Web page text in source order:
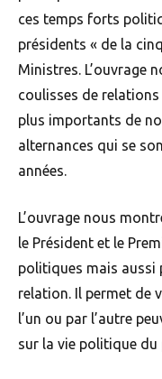
ces temps forts
présidents « de la
Ministres. L’ouvrage
coulisses de
plus importants de
alternances qui se
années.
L’ouvrage nous
le Président et le
politiques mais aussi
relation. Il permet de
l’un ou par l’autre
sur la vie politique du